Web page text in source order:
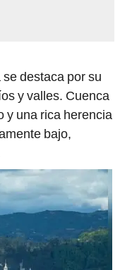
se destaca por su
y valles. Cuenca
y una rica herencia
bajo,